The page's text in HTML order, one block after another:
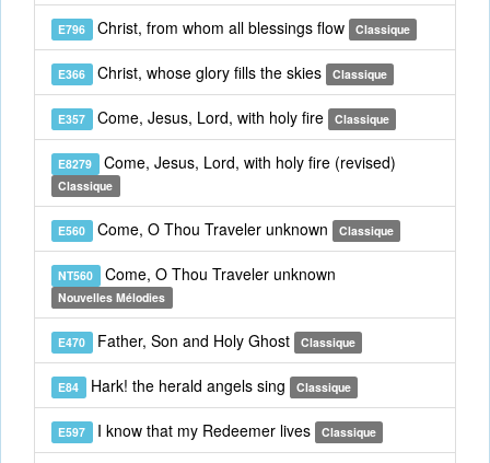
E796 Christ, from whom all blessings flow Classique
E366 Christ, whose glory fills the skies Classique
E357 Come, Jesus, Lord, with holy fire Classique
E8279 Come, Jesus, Lord, with holy fire (revised)
Classique
E560 Come, O Thou Traveler unknown Classique
NT560 Come, O Thou Traveler unknown
Nouvelles Mélodies
E470 Father, Son and Holy Ghost Classique
E84 Hark! the herald angels sing Classique
E597 I know that my Redeemer lives Classique